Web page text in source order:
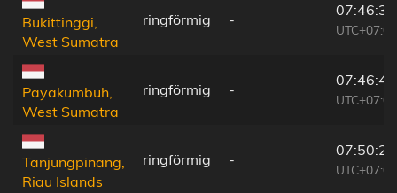
Bukittinggi,
West Sumatra
ringförmig -
07:46:33
UTC+07:00
Payakumbuh,
West Sumatra
ringförmig -
07:46:46
UTC+07:00
Tanjungpinang,
Riau Islands
ringförmig -
07:50:29
UTC+07:00